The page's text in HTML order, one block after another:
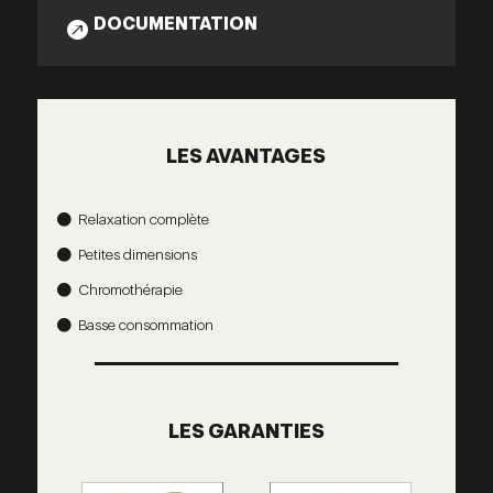
 DOCUMENTATION
LES AVANTAGES
 Relaxation complète
 Petites dimensions
 Chromothérapie
 Basse consommation
LES GARANTIES